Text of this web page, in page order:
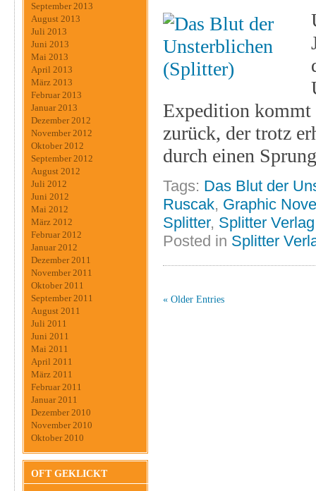
September 2013
August 2013
Juli 2013
Juni 2013
Mai 2013
April 2013
März 2013
Februar 2013
Januar 2013
Dezember 2012
November 2012
Oktober 2012
September 2012
August 2012
Juli 2012
Juni 2012
Mai 2012
März 2012
Februar 2012
Januar 2012
Dezember 2011
November 2011
Oktober 2011
September 2011
August 2011
Juli 2011
Juni 2011
Mai 2011
April 2011
März 2011
Februar 2011
Januar 2011
Dezember 2010
November 2010
Oktober 2010
OFT GEKLICKT
Expedition kommt
zurück, der trotz
durch einen
Tags: Das Blut der
Ruscak, Graphic
Splitter, Splitter Verlag
Posted in Splitter
« Older Entries